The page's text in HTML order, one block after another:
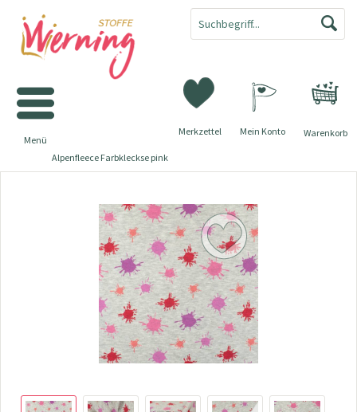
Warenkorb
Merkzettel Mein Konto
Menü
Alpenfleece Farbkleckse pink